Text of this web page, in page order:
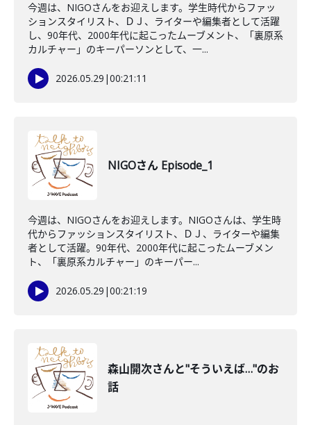
今週は、NIGOさんをお迎えします。学生時代からファッ
ションスタイリスト、ＤＪ、ライターや編集者として活躍
し、90年代、2000年代に起こったムーブメント、「裏原系
カルチャー」のキーパーソンとして、一...
2026.05.29 |00:21:11
NIGOさん Episode_1
今週は、NIGOさんをお迎えします。NIGOさんは、学生時
代からファッションスタイリスト、ＤＪ、ライターや編集
者として活躍。90年代、2000年代に起こったムーブメン
ト、「裏原系カルチャー」のキーパー...
2026.05.29 |00:21:19
森山開次さんと"そういえば…"のお
話